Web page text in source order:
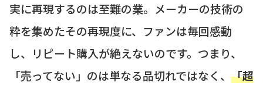
実に再現するのは至難の業。メーカーの技術の
粋を集めたその再現度に、ファンは毎回感動
し、リピート購入が絶えないのです。つまり、
「売ってない」のは単なる品切れではなく、 「超